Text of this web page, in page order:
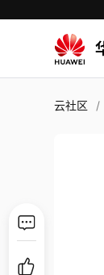
云社区